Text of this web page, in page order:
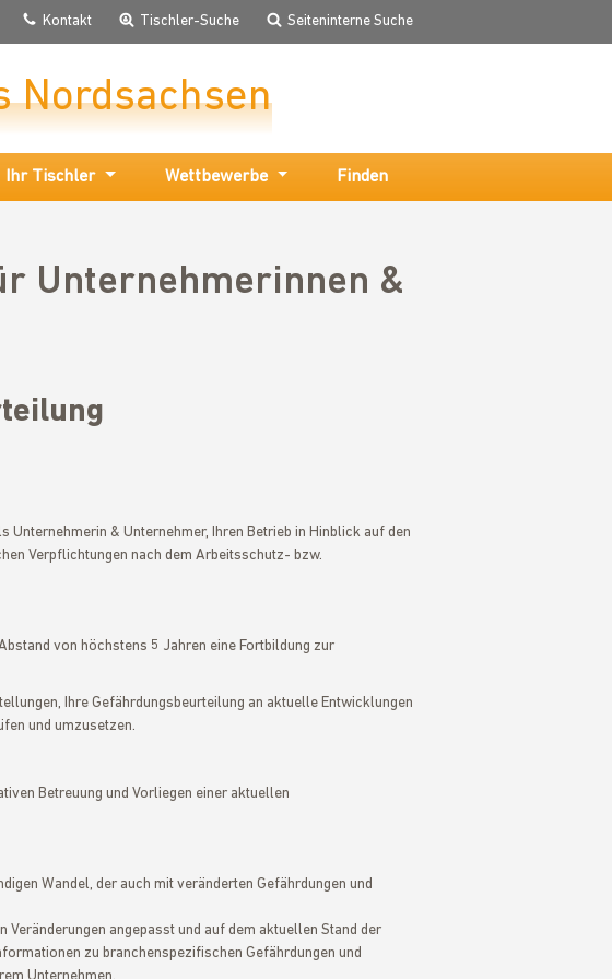
Nordsachsen
Kontakt Tischler-Suche Seiteninterne Suche
Ihr Tischler Wettbewerbe Finden
Unternehmerinnen &
& Unternehmer, Ihren Betrieb in Hinblick auf den
Verpflichtungen nach dem Arbeitsschutz- bzw.
von höchstens 5 Jahren eine Fortbildung zur
Ihre Gefährdungsbeurteilung an aktuelle Entwicklungen
und umzusetzen.
Betreuung und Vorliegen einer aktuellen
Wandel, der auch mit veränderten Gefährdungen und
angepasst und auf dem aktuellen Stand der
zu branchenspezifischen Gefährdungen und